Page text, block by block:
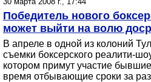
Победитель нового
может выйти на волю
В апреле в одной из колоний
съемки боксерского реалити-
котором примут участие
время отбывающие сроки за